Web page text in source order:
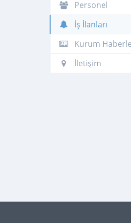
Personel
İş İlanları
Kurum
İletişim